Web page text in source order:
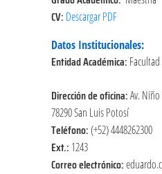
CV: Descargar PDF
Datos Institucionales:
Entidad Académica:
Dirección de oficina:Av.
78290 San Luis Potosí
Teléfono:(+52) 4448262300
Ext.: 1243
Correo electrónico: